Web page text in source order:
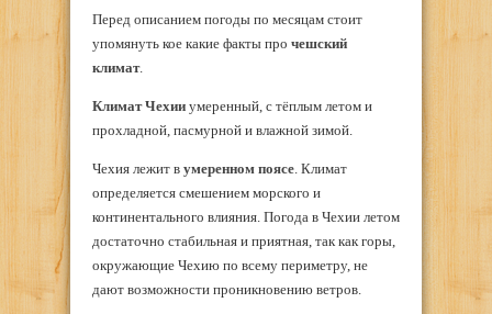
Перед описанием погоды по месяцам стоит
упомянуть кое какие факты про чешский
климат.
Климат Чехии умеренный, с тёплым летом и
прохладной, пасмурной и влажной зимой.
Чехия лежит в умеренном поясе . Климат
определяется смешением морского и
континентального влияния. Погода в Чехии летом
достаточно стабильная и приятная, так как горы,
окружающие Чехию по всему периметру, не
дают возможности проникновению ветров.